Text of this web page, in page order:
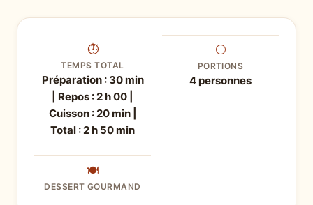
⏱
TEMPS TOTAL
Préparation : 30 min
| Repos : 2 h 00 |
Cuisson : 20 min |
Total : 2 h 50 min
⚪
PORTIONS
4 personnes
🍽
DESSERT GOURMAND